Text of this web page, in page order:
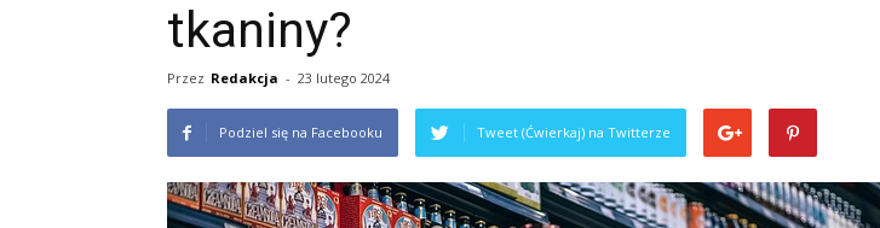
tkaniny?
Przez Redakcja - 23 lutego 2024
Podziel się na Facebooku Tweet (Ćwierkaj) na Twitterze